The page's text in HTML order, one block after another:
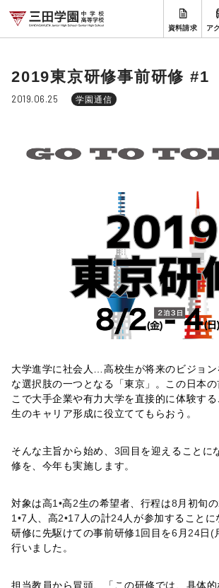
資料請求 ア
2019東京研修事前研修 #1
2019.06.25 学園通信
大学進学に社会人…高校生が将来のビジョン
な選択肢の一つとなる「東京」。この日本
こで大手企業や有力大学を直接的に体験す
生のキャリア形成に役立ててもらおう。
そんな主旨から始め、 3回目を迎えることに
修を、今年も実施します。
対象は高1•高2生の希望者、行程は8月初旬の
1•7 人、高2•17 人の計24人が参加すること
研修に先駆けての事前研修1回目を6 月24日 (
行いました。
担当教員から冒頭、「この研修では、具体